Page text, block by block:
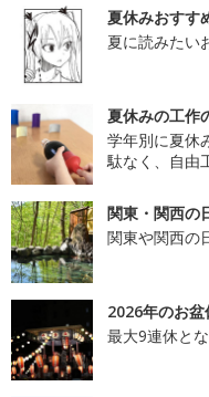
夏休みおすす
夏に読みたい
夏休みの工作
学年別に夏休
駄なく、自由
関東・関西の
関東や関西の
2026年のお
最大9連休と